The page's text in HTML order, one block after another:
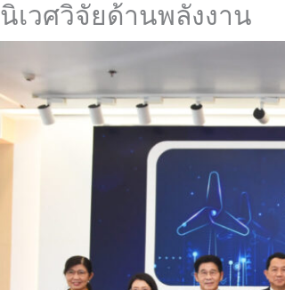
นิเวศวิจัยด้านพลังงาน